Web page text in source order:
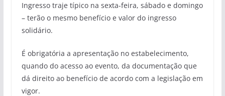
Ingresso traje típico na sexta-feira, sábado e domingo
– terão o mesmo benefício e valor do ingresso
solidário.
É obrigatória a apresentação no estabelecimento,
quando do acesso ao evento, da documentação que
dá direito ao benefício de acordo com a legislação em
vigor.